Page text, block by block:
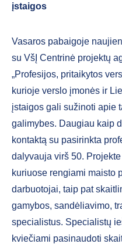
įstaigos
Vasaros pabaigoje
su VšĮ Centrinė projektų
„Profesijos, pritaikytos
kurioje verslo įmonės ir
įstaigos gali sužinoti apie
galimybes. Daugiau kaip
kontaktą su pasirinkta
dalyvauja virš 50.
kuriuose rengiami maisto
darbuotojai, taip pat
gamybos, sandėliavimo,
specialistus. Specialistų
kviečiami pasinaudoti